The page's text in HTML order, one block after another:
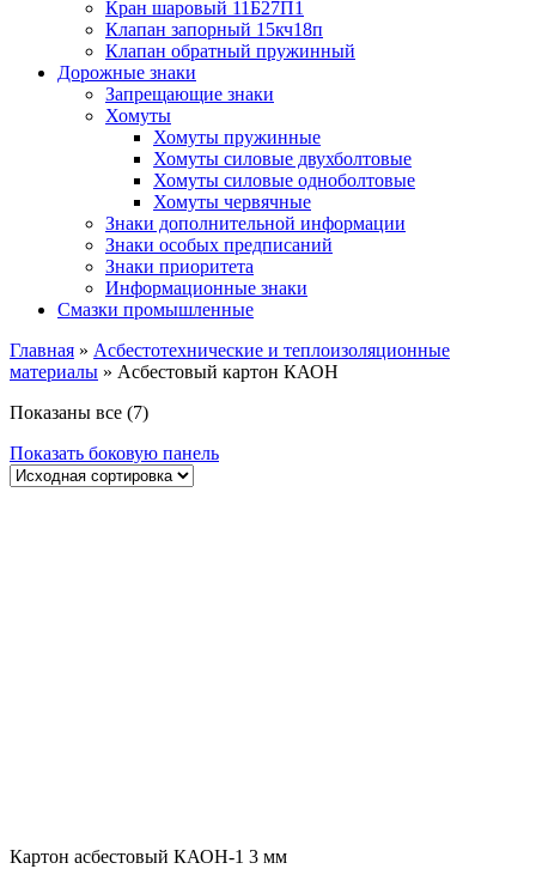
Кран шаровый 11Б27П1
Клапан запорный 15кч18п
Клапан обратный пружинный
Дорожные знаки
Запрещающие знаки
Хомуты
Хомуты пружинные
Хомуты силовые двухболтовые
Хомуты силовые одноболтовые
Хомуты червячные
Знаки дополнительной информации
Знаки особых предписаний
Знаки приоритета
Информационные знаки
Смазки промышленные
Главная » Асбестотехнические и теплоизоляционные
материалы » Асбестовый картон КАОН
Показаны все (7)
Показать боковую панель
Картон асбестовый КАОН-1 3 мм